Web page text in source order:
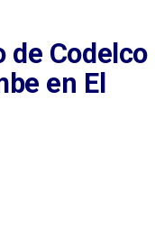
de Codelco
en El